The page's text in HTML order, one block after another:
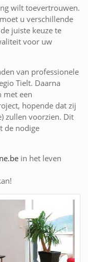
wilt toevertrouwen.
u verschillende
juiste keuze te
voor uw
van professionele
Tielt. Daarna
met een
hopende dat zij
zullen voorzien. Dit
de nodige
in het leven